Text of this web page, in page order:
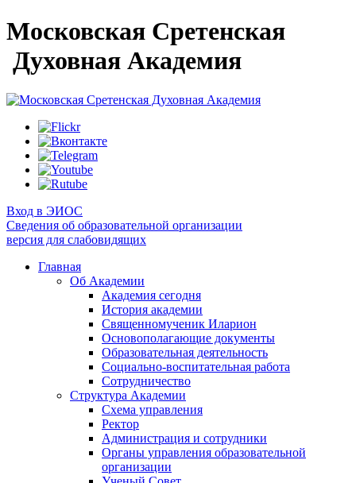
Московская Сретенская
Духовная Академия
Вход в ЭИОС
Сведения об образовательной организации
версия для слабовидящих
Главная
Об Академии
Академия сегодня
История академии
Священномученик Иларион
Основополагающие документы
Образовательная деятельность
Социально-воспитательная работа
Сотрудничество
Структура Академии
Схема управления
Ректор
Администрация и сотрудники
Органы управления образовательной
организации